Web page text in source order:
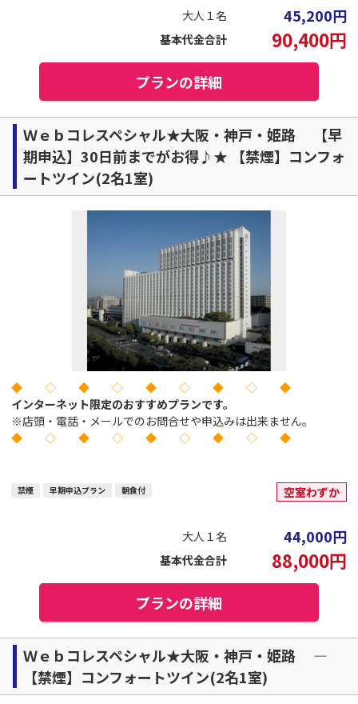
大人１名 45,200円
基本代金合計 90,400円
プランの詳細
Ｗｅｂコレスペシャル★大阪・神戸・姫路 【早
期申込】30日前までがお得♪★ 【禁煙】コンフォ
ートツイン(2名1室)
◆ ◇ ◆ ◇ ◆ ◇ ◆ ◇ ◆
インターネット限定のおすすめプランです。
※店頭・電話・メールでのお問合せや申込みは出来ません。
◆ ◇ ◆ ◇ ◆ ◇ ◆ ◇ ◆
禁煙 早期申込プラン 朝食付 空室わずか
大人１名 44,000円
基本代金合計 88,000円
プランの詳細
Ｗｅｂコレスペシャル★大阪・神戸・姫路 ―
【禁煙】コンフォートツイン(2名1室)